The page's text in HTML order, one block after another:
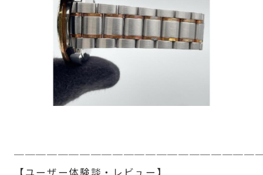
【ユーザー体験談・レビュー】